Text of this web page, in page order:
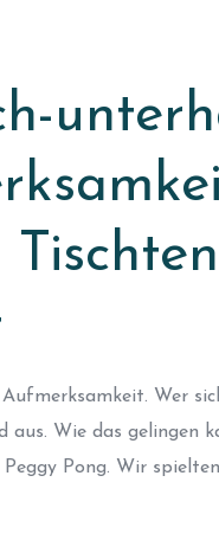
Wer
aus. Wie das gelingen
Peggy Pong. Wir spielten